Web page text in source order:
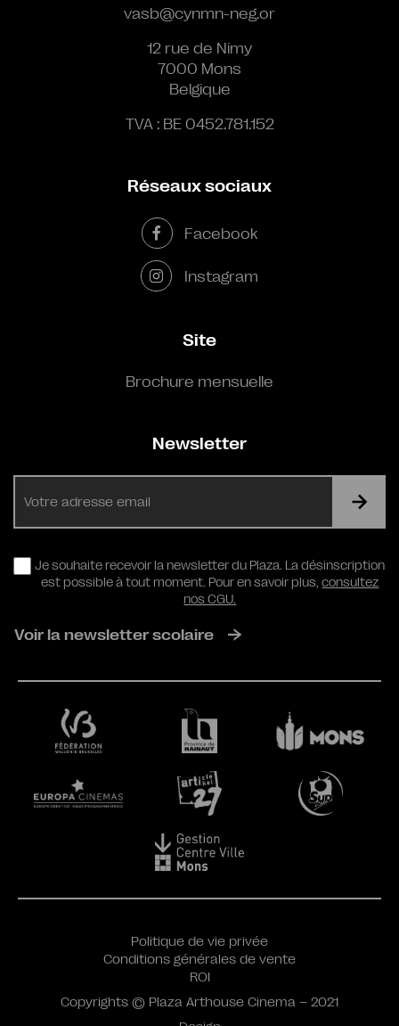
vasb@cynmn-neg.or
12 rue de Nimy
7000 Mons
Belgique
TVA : BE 0452.781.152
Réseaux sociaux
Facebook
Instagram
Site
Brochure mensuelle
Newsletter
RGPD
Je souhaite recevoir la newsletter du Plaza. La désinscription
est possible à tout moment. Pour en savoir plus,consultez
nos CGU.
Voir la newsletter scolaire
Politique de vie privée
Conditions générales de vente
ROI
Copyrights © Plaza Arthouse Cinema – 2021